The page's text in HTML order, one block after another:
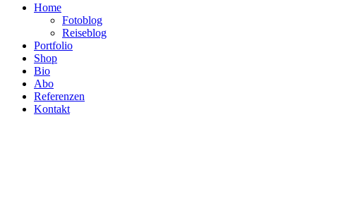
Home
Fotoblog
Reiseblog
Portfolio
Shop
Bio
Abo
Referenzen
Kontakt